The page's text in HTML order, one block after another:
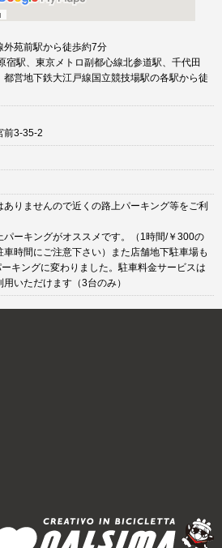
外苑前駅から徒歩約7分
宿駅、東京メトロ副都心線北参道駅、千代田
都営地下鉄大江戸線国立競技場駅の各駅から徒
前3-35-2
りませんので近くの路上パーキング等をご利
パーキングがオススメです。（1時間/￥300の
車時間にご注意下さい）また店舗地下駐車場も
キングに変わりました。駐車料金サービスは
いただけます（3台のみ）